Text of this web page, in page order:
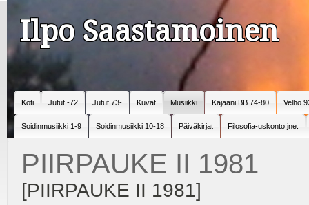
Ilpo Saastamoinen
Koti Jutut -72 Jutut 73- Kuvat Musiikki Kajaani BB 74-80 Velho
Soidinmusiikki 1-9 Soidinmusiikki 10-18 Päiväkirjat Filosofia-uskonto jne.
PIIRPAUKE II 1981
[PIIRPAUKE II 1981]